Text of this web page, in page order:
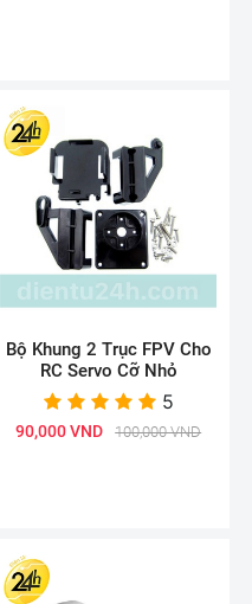
Bộ Khung 2 Trục FPV Cho
RC Servo Cỡ Nhỏ
5
90,000 VND 100,000 VND